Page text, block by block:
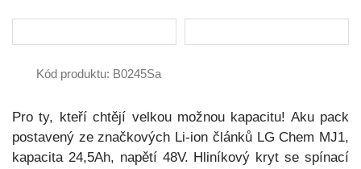
Kód produktu: B0245Sa
Pro ty, kteří chtějí velkou možnou kapacitu! Aku pack
postavený ze značkových Li-ion článků LG Chem MJ1,
kapacita 24,5Ah, napětí 48V. Hliníkový kryt se spínací